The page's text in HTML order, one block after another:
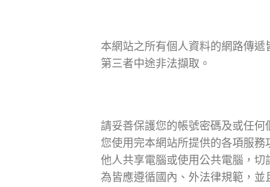
本網站之所有個人資料的網路傳
第三者中途非法擷取。
請妥善保護您的帳號密碼及或任
您使用完本網站所提供的各項服
他人共享電腦或使用公共電腦，
為皆應遵循國內、外法律規範，並